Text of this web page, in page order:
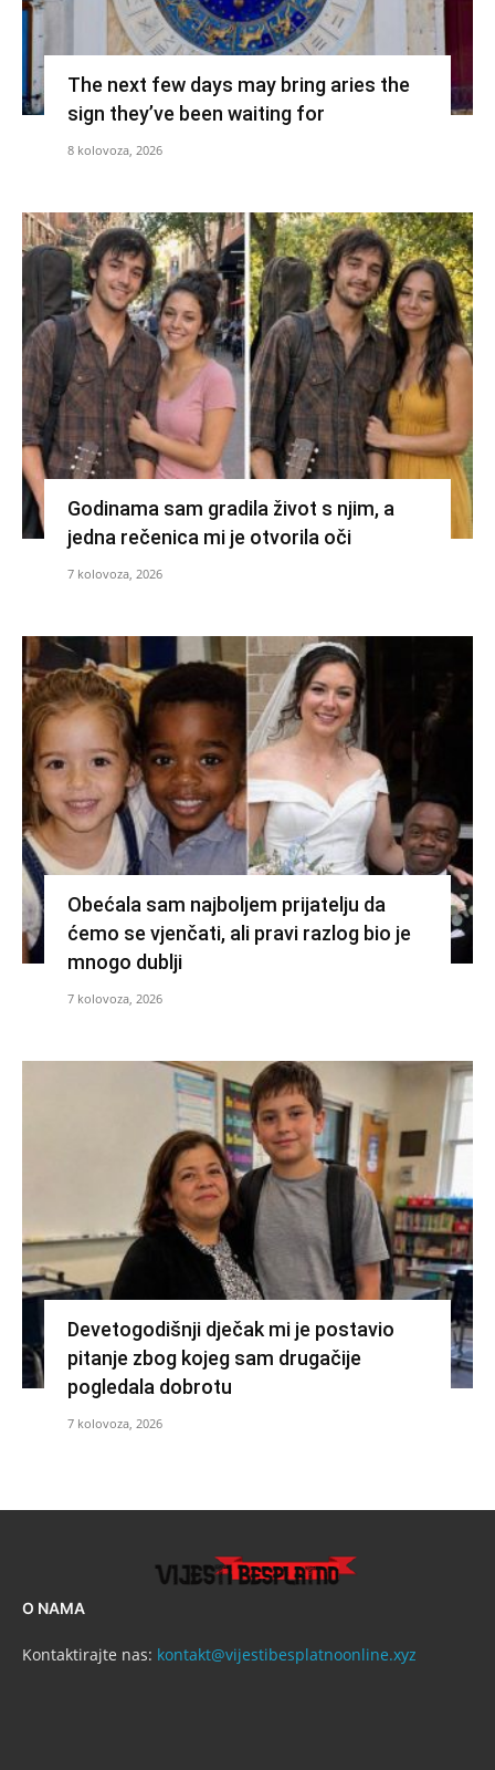
The next few days may bring aries the
sign they’ve been waiting for
8 kolovoza, 2026
Godinama sam gradila život s njim, a
jedna rečenica mi je otvorila oči
7 kolovoza, 2026
Obećala sam najboljem prijatelju da
ćemo se vjenčati, ali pravi razlog bio je
mnogo dublji
7 kolovoza, 2026
Devetogodišnji dječak mi je postavio
pitanje zbog kojeg sam drugačije
pogledala dobrotu
7 kolovoza, 2026
O NAMA
Kontaktirajte nas: kontakt@vijestibesplatnoonline.xyz